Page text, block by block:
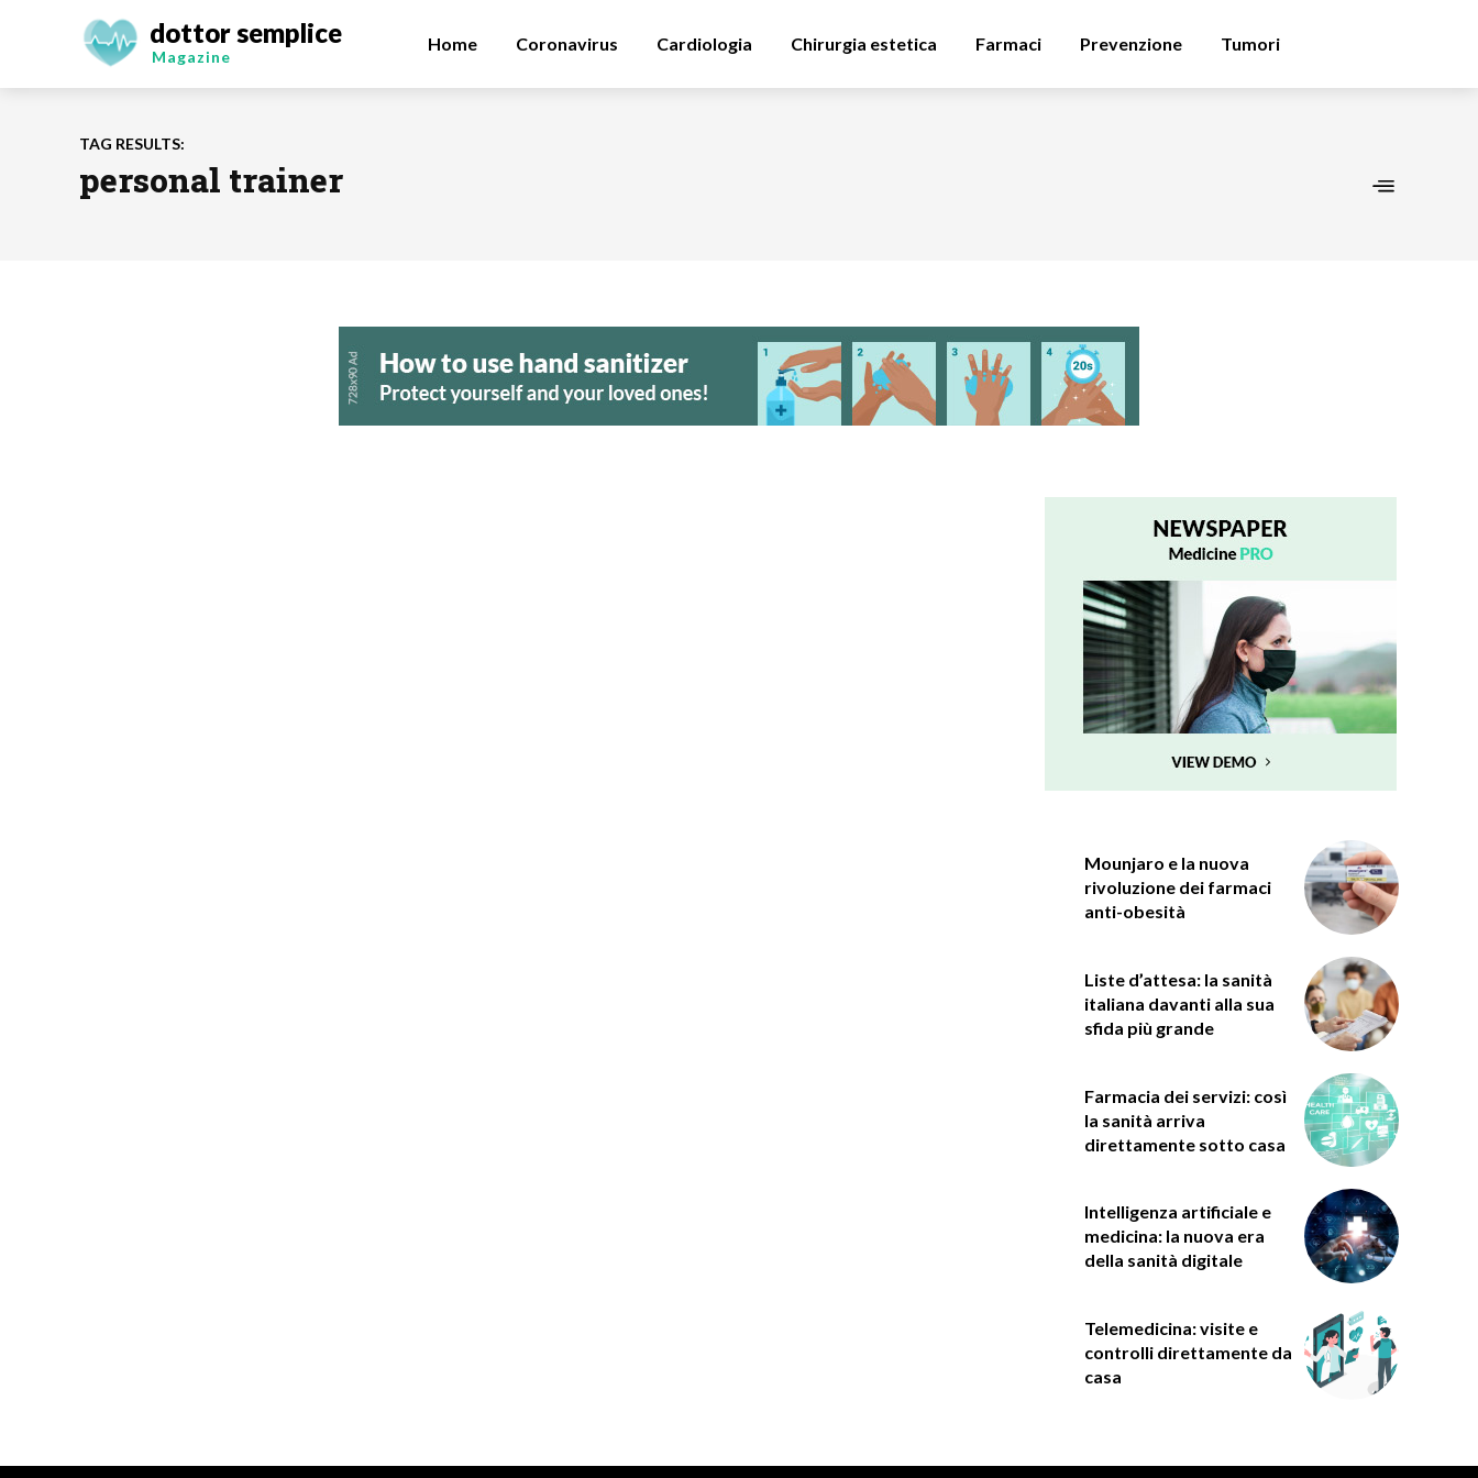
dottor semplice
Magazine
Home Coronavirus Cardiologia Chirurgia estetica Farmaci Prevenzione Tumori
TAG RESULTS:
personal trainer
Mounjaro e la nuova
rivoluzione dei farmaci
anti-obesità
Liste d’attesa: la sanità
italiana davanti alla sua
sfida più grande
Farmacia dei servizi: così
la sanità arriva
direttamente sotto casa
Intelligenza artificiale e
medicina: la nuova era
della sanità digitale
Telemedicina: visite e
controlli direttamente da
casa